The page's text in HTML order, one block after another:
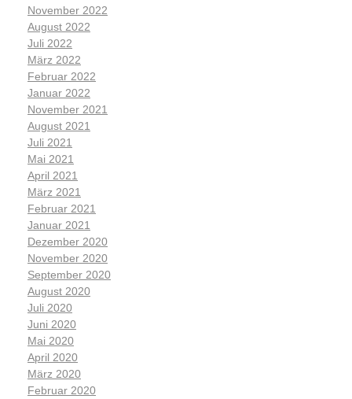
November 2022
August 2022
Juli 2022
März 2022
Februar 2022
Januar 2022
November 2021
August 2021
Juli 2021
Mai 2021
April 2021
März 2021
Februar 2021
Januar 2021
Dezember 2020
November 2020
September 2020
August 2020
Juli 2020
Juni 2020
Mai 2020
April 2020
März 2020
Februar 2020